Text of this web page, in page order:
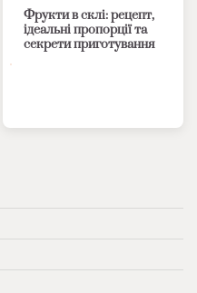
Фрукти в склі: рецепт,
ідеальні пропорції та
секрети приготування